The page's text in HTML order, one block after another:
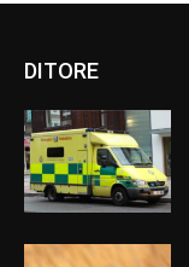
DITORE